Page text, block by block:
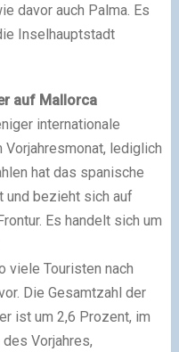
davor auch Palma. Es
Inselhauptstadt
auf Mallorca
internationale
lediglich
hat das spanische
bezieht sich auf
Es handelt sich um
viele Touristen nach
Die Gesamtzahl der
ist um 2,6 Prozent, im
Vorjahres,